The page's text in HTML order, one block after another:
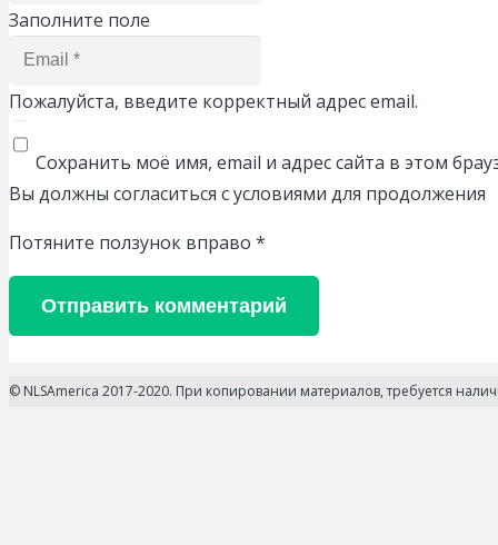
Заполните поле
Пожалуйста, введите корректный адрес email.
Сохранить моё имя, email и адрес сайта в этом
Вы должны согласиться с условиями для продолжения
Потяните ползунок вправо *
Отправить комментарий
© NLSAmerica 2017-2020. При копировании материалов, требуется